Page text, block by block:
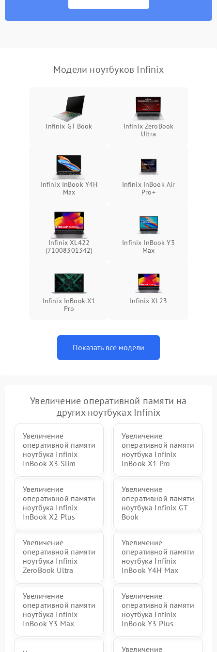
неисправности кулера
пропадание диска
оперативной памяти:
вылеты приложений,
синие экраны
Подробнее →
Модели ноутбуков Infinix
Infinix GT Book
Infinix ZeroBook
Ultra
Infinix InBook Y4H
Max
Infinix InBook Air
Pro+
Infinix XL422
(71008301342)
Infinix InBook Y3
Max
Infinix InBook X1
Pro
Infinix XL23
Показать все модели
Увеличение оперативной памяти на
других ноутбуках Infinix
Увеличение
оперативной памяти
ноутбука Infinix
InBook X3 Slim
Увеличение
оперативной памяти
ноутбука Infinix
InBook X1 Pro
Увеличение
оперативной памяти
ноутбука Infinix
InBook X2 Plus
Увеличение
оперативной памяти
ноутбука Infinix GT
Book
Увеличение
оперативной памяти
ноутбука Infinix
ZeroBook Ultra
Увеличение
оперативной памяти
ноутбука Infinix
InBook Y4H Max
Увеличение
оперативной памяти
ноутбука Infinix
InBook Y3 Max
Увеличение
оперативной памяти
ноутбука Infinix
InBook Y3 Plus
Увеличение